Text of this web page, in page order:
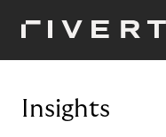
Insights